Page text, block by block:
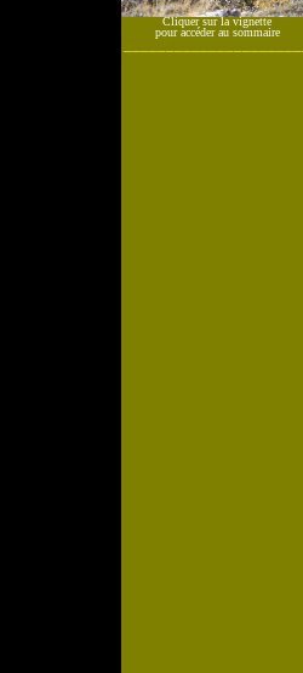
Cliquer sur la vignette
pour accéder au sommaire
______________________